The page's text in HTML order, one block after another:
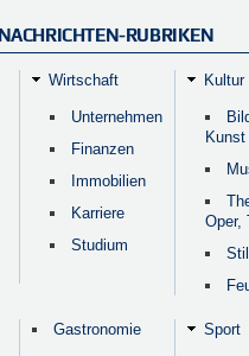
NACHRICHTEN-RUBRIKEN
Wirtschaft
Unternehmen
Finanzen
Immobilien
Karriere
Studium
Kultur
Kunst
Oper,
Stil
Gastronomie Sport